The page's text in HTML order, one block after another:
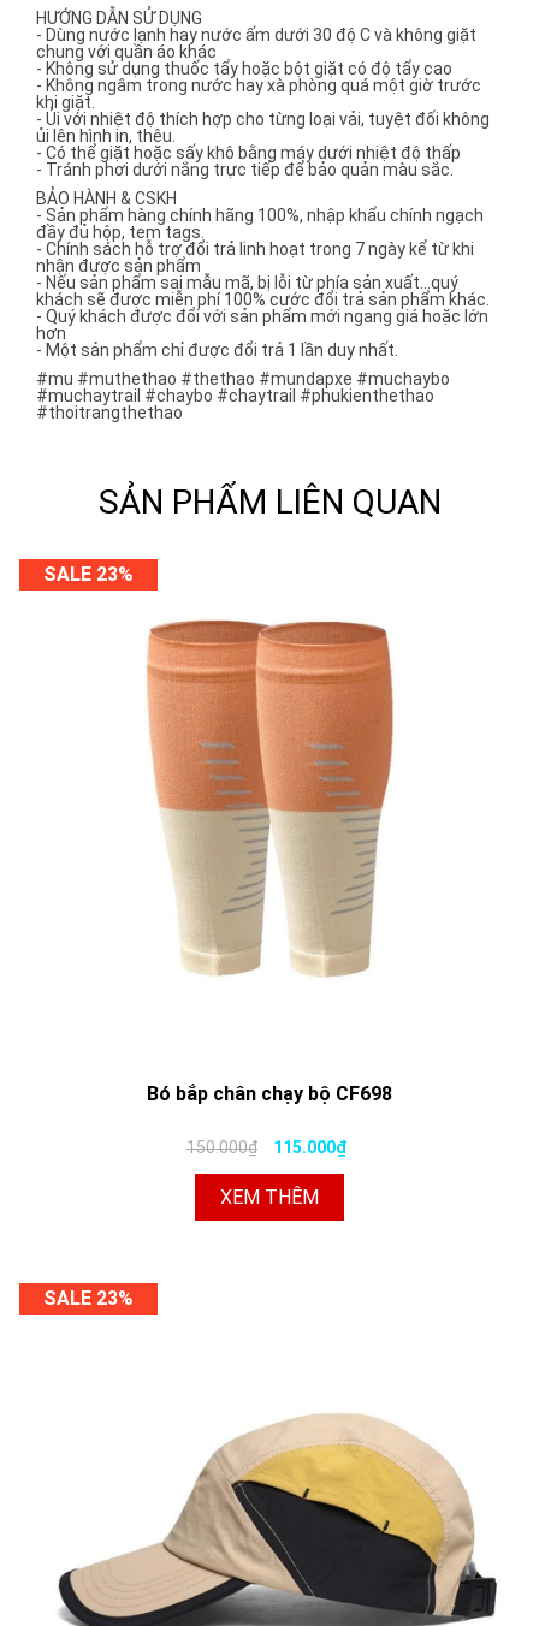
HƯỚNG DẪN SỬ DỤNG
- Dùng nước lạnh hay nước ấm dưới 30 độ C và không giặt
chung với quần áo khác
- Không sử dụng thuốc tẩy hoặc bột giặt có độ tẩy cao
- Không ngâm trong nước hay xà phòng quá một giờ trước
khi giặt.
- Ủi với nhiệt độ thích hợp cho từng loại vải, tuyệt đối không
ủi lên hình in, thêu.
- Có thể giặt hoặc sấy khô bằng máy dưới nhiệt độ thấp
- Tránh phơi dưới nắng trực tiếp để bảo quản màu sắc.
BẢO HÀNH & CSKH
- Sản phẩm hàng chính hãng 100%, nhập khẩu chính ngạch
đầy đủ hộp, tem tags.
- Chính sách hỗ trợ đổi trả linh hoạt trong 7 ngày kể từ khi
nhận được sản phẩm
- Nếu sản phẩm sai mẫu mã, bị lỗi từ phía sản xuất...quý
khách sẽ được miễn phí 100% cước đổi trả sản phẩm khác.
- Quý khách được đổi với sản phẩm mới ngang giá hoặc lớn
hơn
- Một sản phẩm chỉ được đổi trả 1 lần duy nhất.
#mu #muthethao #thethao #mundapxe #muchaybo
#muchaytrail #chaybo #chaytrail #phukienthethao
#thoitrangthethao
SẢN PHẨM LIÊN QUAN
SALE 23%
Bó bắp chân chạy bộ CF698
150.000₫ 115.000₫
XEM THÊM
SALE 23%